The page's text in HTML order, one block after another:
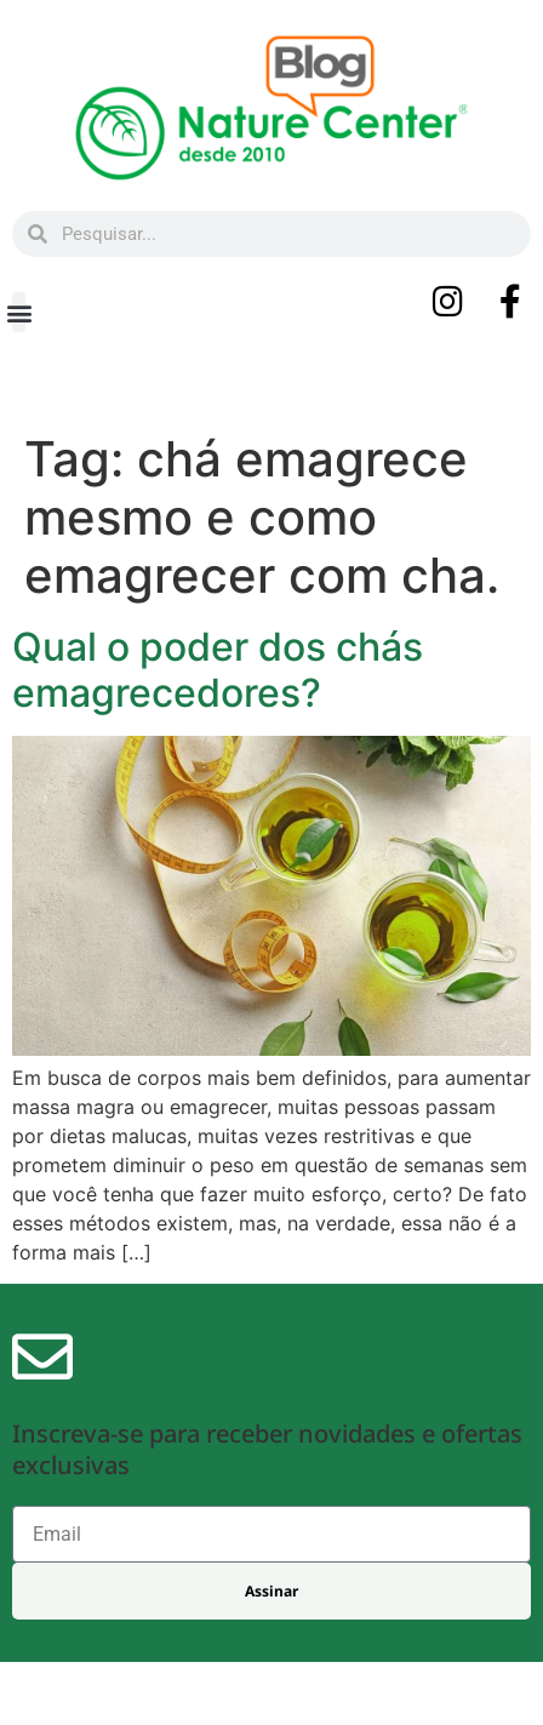
Tag: chá emagrece
mesmo e como
emagrecer com cha.
Qual o poder dos chás
emagrecedores?
Em busca de corpos mais bem definidos, para aumentar
massa magra ou emagrecer, muitas pessoas passam
por dietas malucas, muitas vezes restritivas e que
prometem diminuir o peso em questão de semanas sem
que você tenha que fazer muito esforço, certo? De fato
esses métodos existem, mas, na verdade, essa não é a
forma mais […]
Inscreva-se para receber novidades e ofertas
exclusivas
Assinar